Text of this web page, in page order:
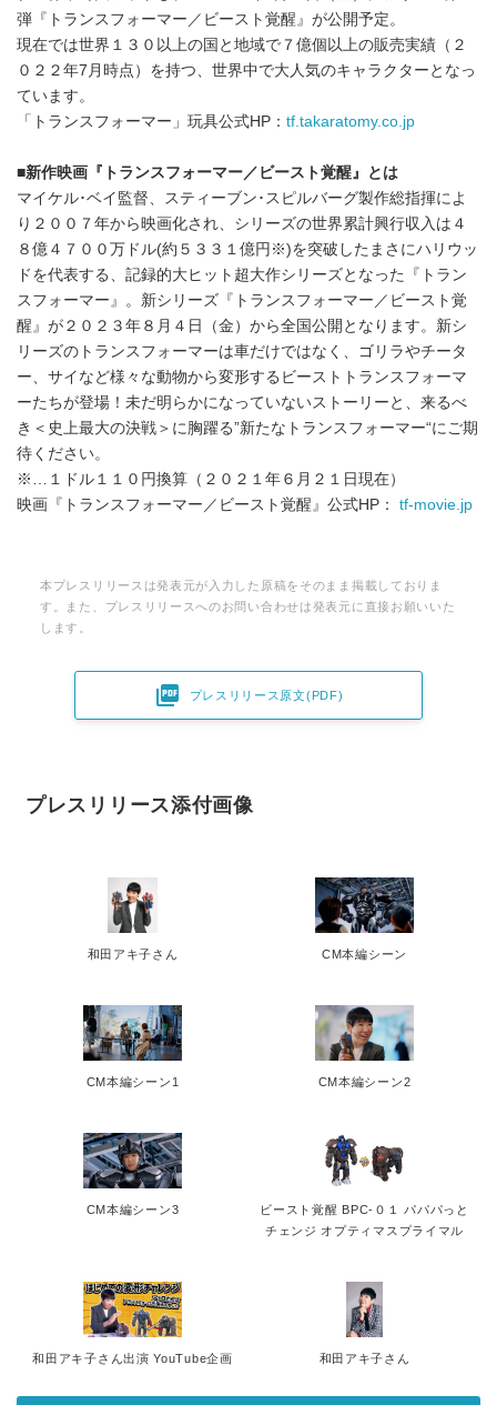
弾『トランスフォーマー／ビースト覚醒』が公開予定。
現在では世界１３０以上の国と地域で７億個以上の販売実績（２
０２２年7月時点）を持つ、世界中で大人気のキャラクターとなっ
ています。
「トランスフォーマー」玩具公式HP： tf.takaratomy.co.jp
■新作映画『トランスフォーマー／ビースト覚醒』とは
マイケル･ベイ監督、スティーブン･スピルバーグ製作総指揮によ
り２００７年から映画化され、シリーズの世界累計興行収入は４
８億４７００万ドル(約５３３１億円※)を突破したまさにハリウッ
ドを代表する、記録的大ヒット超大作シリーズとなった『トラン
スフォーマー』。新シリーズ『トランスフォーマー／ビースト覚
醒』が２０２３年８月４日（金）から全国公開となります。新シ
リーズのトランスフォーマーは車だけではなく、ゴリラやチータ
ー、サイなど様々な動物から変形するビーストトランスフォーマ
ーたちが登場！未だ明らかになっていないストーリーと、来るべ
き＜史上最大の決戦＞に胸躍る”新たなトランスフォーマー“にご期
待ください。
※…１ドル１１０円換算（２０２１年６月２１日現在）
映画『トランスフォーマー／ビースト覚醒』公式HP： tf-movie.jp
本プレスリリースは発表元が入力した原稿をそのまま掲載しておりま
す。また、プレスリリースへのお問い合わせは発表元に直接お願いいた
します。
 プレスリリース原文(PDF)
プレスリリース添付画像
和田アキ子さん CM本編シーン
CM本編シーン1 CM本編シーン2
CM本編シーン3
ビースト覚醒 BPC-０１ パパパっと
チェンジ オプティマスプライマル
和田アキ子さん出演 YouTube企画 和田アキ子さん
English